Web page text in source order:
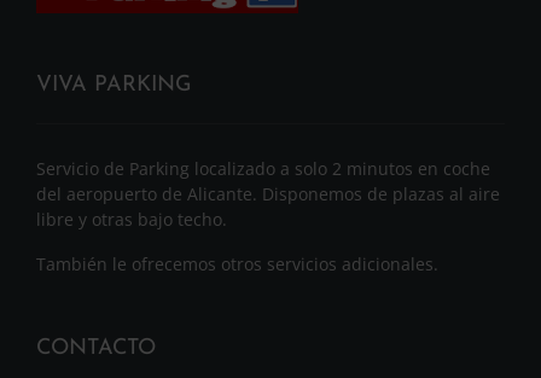
VIVA PARKING
Servicio de Parking localizado a solo 2 minutos en coche
del aeropuerto de Alicante. Disponemos de plazas al aire
libre y otras bajo techo.
También le ofrecemos otros servicios adicionales.
CONTACTO